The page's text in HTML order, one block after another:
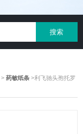
>药敏纸条 >利飞驰头孢托罗